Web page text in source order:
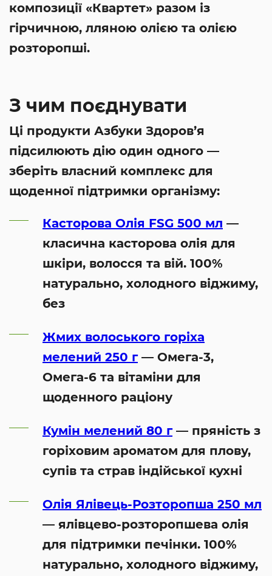
композиції «Квартет» разом із
гірчичною, лляною олією та олією
розторопші.
З чим поєднувати
Ці продукти Азбуки Здоров’я
підсилюють дію один одного —
зберіть власний комплекс для
щоденної підтримки організму:
Касторова Олія FSG 500 мл —
класична касторова олія для
шкіри, волосся та вій. 100%
натурально, холодного віджиму,
без
Жмих волоського горіха
мелений 250 г— Омега-3,
Омега-6 та вітаміни для
щоденного раціону
Кумін мелений 80 г— пряність з
горіховим ароматом для плову,
супів та страв індійської кухні
Олія Ялівець-Розторопша 250 мл
— ялівцево-розторопшева олія
для підтримки печінки. 100%
натурально, холодного віджиму,